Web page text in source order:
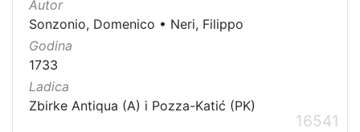
Dubrovnik
1232
Narodna svijest
1095
Prava Crvena Hrvatska
Dubrovački list
235
Autor
Sonzonio, Domenico • Neri, Filippo
Godina
1733
Ladica
Zbirke Antiqua (A) i Pozza-Katić (PK)
16541